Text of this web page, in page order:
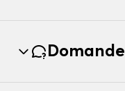
Domande